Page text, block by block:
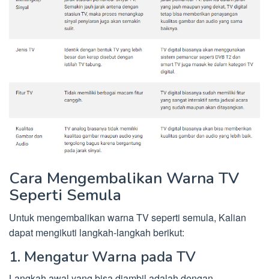
Cara Mengembalikan Warna TV
Seperti Semula
Untuk mengembalikan warna TV seperti semula, Kalian
dapat mengikuti langkah-langkah berikut:
1. Mengatur Warna pada TV